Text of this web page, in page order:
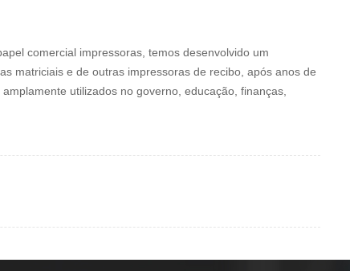
comercial impressoras, temos desenvolvido um
matriciais e de outras impressoras de recibo, após anos de
utilizados no governo, educação, finanças,